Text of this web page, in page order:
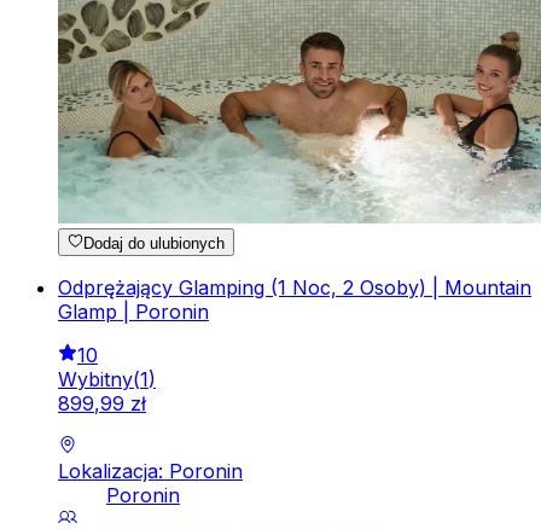
Dodaj do ulubionych
Odprężający Glamping (1 Noc, 2 Osoby) | Mountain
Glamp | Poronin
10
Wybitny(1)
899,99 zł
Lokalizacja: Poronin
Poronin